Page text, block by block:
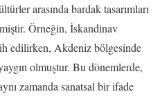
arasında bardak tasarımları
Örneğin, İskandinav
edilirken, Akdeniz bölgesinde
olmuştur. Bu dönemlerde,
zamanda sanatsal bir ifade